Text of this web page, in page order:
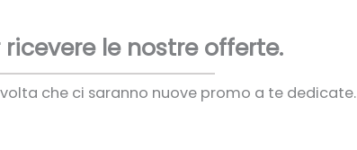
le nostre offerte.
che ci saranno nuove promo a te dedicate.